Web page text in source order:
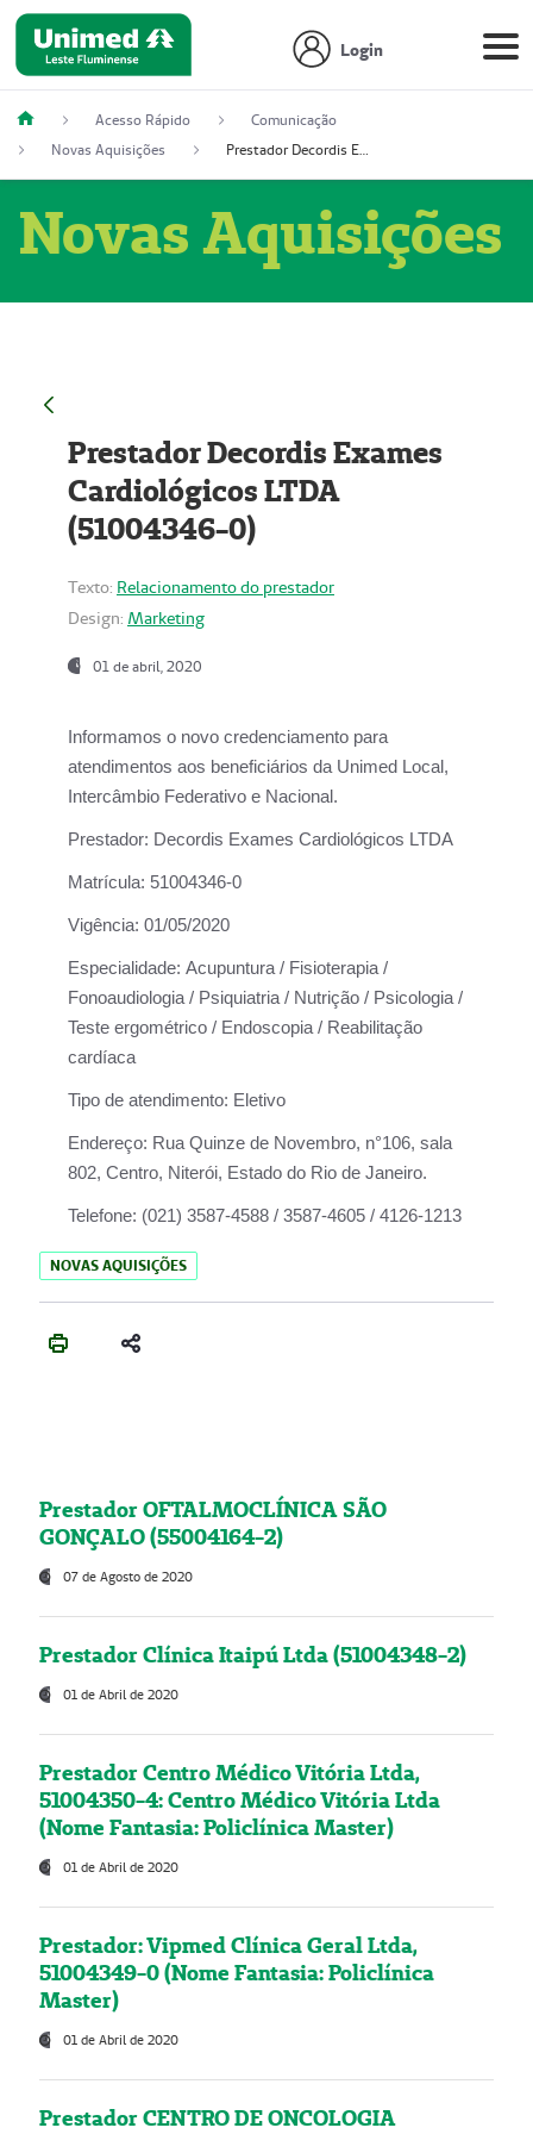
Login
Acesso Rápido
Comunicação
Novas Aquisições
Prestador Decordis Exames Cardiológicos LTDA (51004346-0)
Novas Aquisições
Prestador Decordis Exames
Cardiológicos LTDA
(51004346-0)
Texto: Relacionamento do prestador
Design: Marketing
01 de abril, 2020
Informamos o novo credenciamento para
atendimentos aos beneficiários da Unimed Local,
Intercâmbio Federativo e Nacional.
Prestador: Decordis Exames Cardiológicos LTDA
Matrícula: 51004346-0
Vigência: 01/05/2020
Especialidade: Acupuntura / Fisioterapia /
Fonoaudiologia / Psiquiatria / Nutrição / Psicologia /
Teste ergométrico / Endoscopia / Reabilitação
cardíaca
Tipo de atendimento: Eletivo
Endereço: Rua Quinze de Novembro, n°106, sala
802, Centro, Niterói, Estado do Rio de Janeiro.
Telefone: (021) 3587-4588 / 3587-4605 / 4126-1213
NOVAS AQUISIÇÕES
Prestador OFTALMOCLÍNICA SÃO
GONÇALO (55004164-2)
07 de Agosto de 2020
Prestador Clínica Itaipú Ltda (51004348-2)
01 de Abril de 2020
Prestador Centro Médico Vitória Ltda,
51004350-4: Centro Médico Vitória Ltda
(Nome Fantasia: Policlínica Master)
01 de Abril de 2020
Prestador: Vipmed Clínica Geral Ltda,
51004349-0 (Nome Fantasia: Policlínica
Master)
01 de Abril de 2020
Prestador CENTRO DE ONCOLOGIA